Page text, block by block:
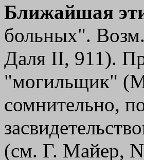
Ближайшая
больных".
Даля II, 911).
"могильщик"
сомнительно,
(см. Г. Майер,